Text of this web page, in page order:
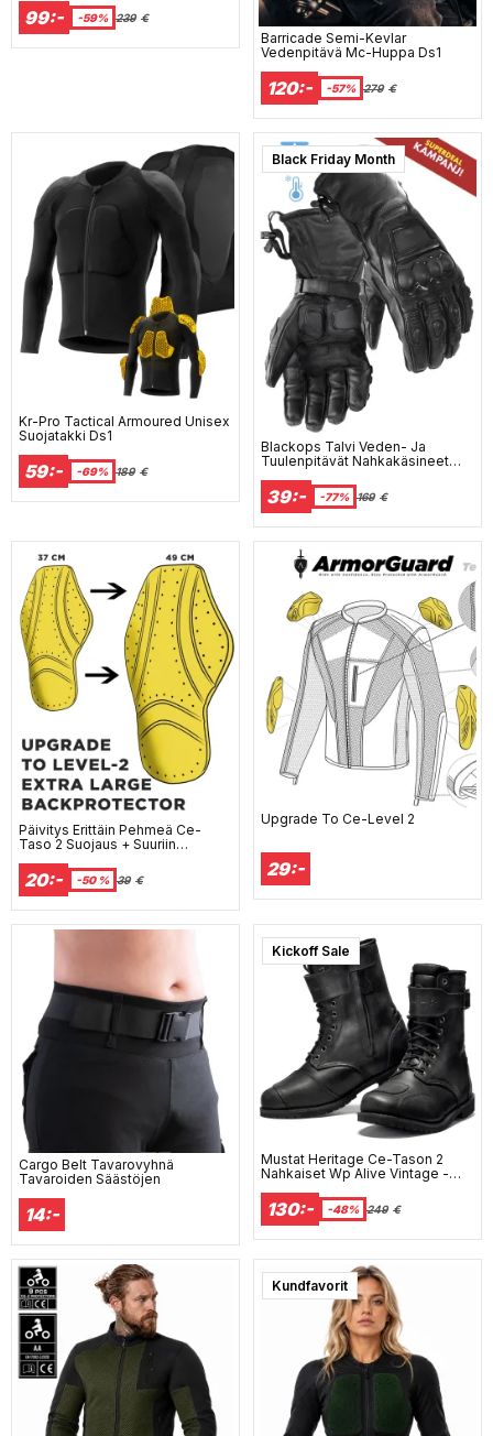
99:- -59% 239 €
Barricade Semi-Kevlar
Vedenpitävä Mc-Huppa Ds1
120:- -57% 279 €
Kr-Pro Tactical Armoured Unisex
Suojatakki Ds1
59:- -69% 189 €
Black Friday Month
Blackops Talvi Veden- Ja
Tuulenpitävät Nahkakäsineet
39:- -77% 169 €
Päivitys Erittäin Pehmeä Ce-
Taso 2 Suojaus + Suuriin
- 48 Cm Ce Level-2
20:- -50 % 39 €
Upgrade To Ce-Level 2
29:-
Cargo Belt Tavarovyhnä
Tavaroiden Säästöjen
14:-
Kickoff Sale
Mustat Heritage Ce-Tason 2
Nahkaiset Wp Alive Vintage -
130:- -48% 249 €
Kundfavorit